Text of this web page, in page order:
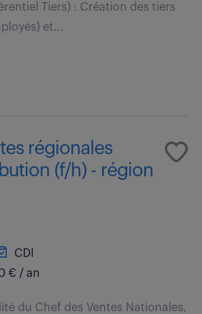
Tiers) : Création des tiers
et...
régionales
(f/h) - région
CDI
€ / an
du Chef des Ventes Nationales,